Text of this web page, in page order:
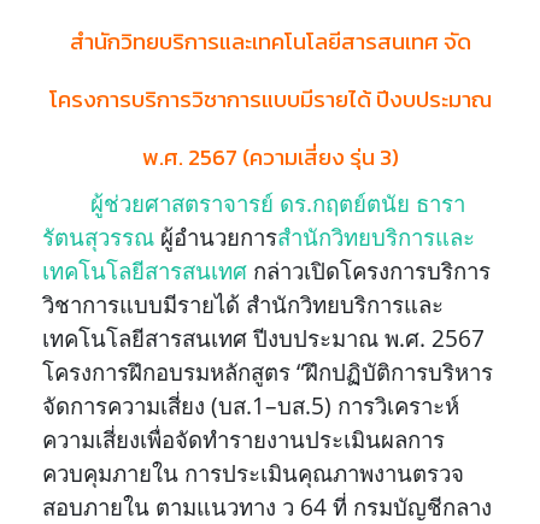
สำนักวิทยบริการและเทคโนโลยีสารสนเทศ จัด
โครงการบริการวิชาการแบบมีรายได้ ปีงบประมาณ
พ.ศ. 2567 (ความเสี่ยง รุ่น 3)
ผู้ช่วยศาสตราจารย์ ดร.กฤตย์ตนัย ธารา
รัตนสุวรรณ ผู้อำนวยการสำนักวิทยบริการและ
เทคโนโลยีสารสนเทศ กล่าวเปิดโครงการบริการ
วิชาการแบบมีรายได้ สำนักวิทยบริการและ
เทคโนโลยีสารสนเทศ ปีงบประมาณ พ.ศ. 2567
โครงการฝึกอบรมหลักสูตร “ฝึกปฏิบัติการบริหาร
จัดการความเสี่ยง (บส.1–บส.5) การวิเคราะห์
ความเสี่ยงเพื่อจัดทำรายงานประเมินผลการ
ควบคุมภายใน การประเมินคุณภาพงานตรวจ
สอบภายใน ตามแนวทาง ว 64 ที่ กรมบัญชีกลาง